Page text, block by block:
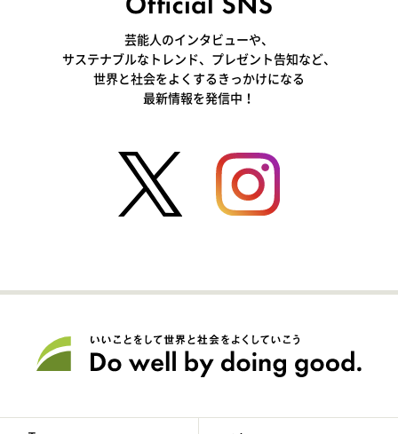
芸能人のインタビューや、
サステナブルなトレンド、プレゼント告知など、
世界と社会をよくするきっかけになる
最新情報を発信中！